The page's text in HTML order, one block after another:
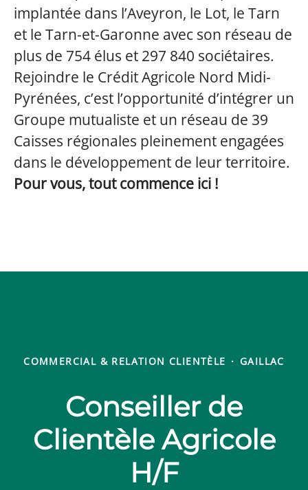
implantée dans l’Aveyron, le Lot, le Tarn
et le Tarn-et-Garonne avec son réseau de
plus de 754 élus et 297 840 sociétaires.
Rejoindre le Crédit Agricole Nord Midi-
Pyrénées, c’est l’opportunité d’intégrer un
Groupe mutualiste et un réseau de 39
Caisses régionales pleinement engagées
dans le développement de leur territoire.
Pour vous, tout commence ici !
COMMERCIAL & RELATION CLIENTÈLE · GAILLAC
Conseiller de
Clientèle Agricole
H/F